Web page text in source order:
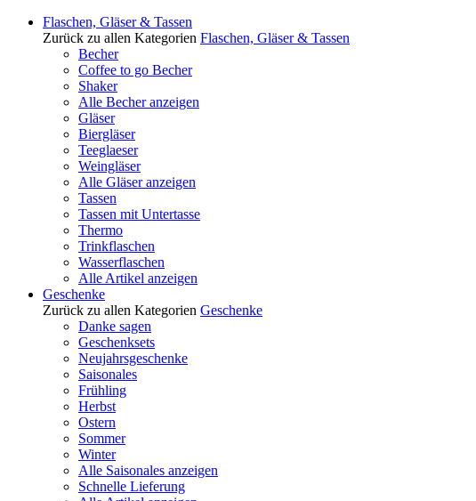
Flaschen, Gläser & Tassen
Zurück zu allen Kategorien Flaschen, Gläser & Tassen
Becher
Coffee to go Becher
Shaker
Alle Becher anzeigen
Gläser
Biergläser
Teeglaeser
Weingläser
Alle Gläser anzeigen
Tassen
Tassen mit Untertasse
Thermo
Trinkflaschen
Wasserflaschen
Alle Artikel anzeigen
Geschenke
Zurück zu allen Kategorien Geschenke
Danke sagen
Geschenksets
Neujahrsgeschenke
Saisonales
Frühling
Herbst
Ostern
Sommer
Winter
Alle Saisonales anzeigen
Schnelle Lieferung